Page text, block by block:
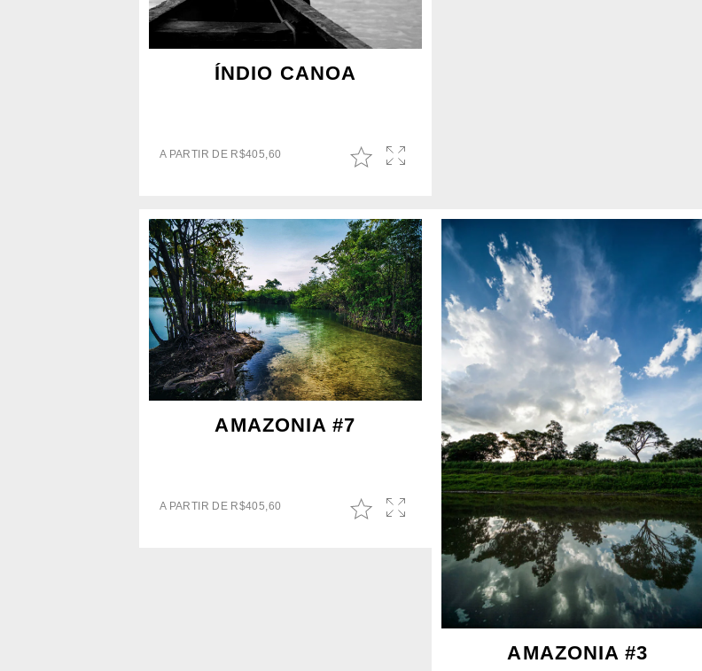
ÍNDIO CANOA
A PARTIR DE R$405,60
AMAZONIA #7
A PARTIR DE R$405,60
AMAZONIA #3